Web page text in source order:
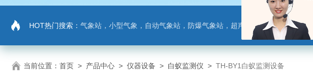
HOT热门搜索： 气象站，小型气象，自动气象站，防爆气象站，超声波气象站，土壤墒情监测站，负氧离子监测站，微气象传感器，便携气象站，手
当前位置： 首页 > 产品中心 > 仪器设备 > 白蚁监测仪 > TH-BY1白蚁监测设备